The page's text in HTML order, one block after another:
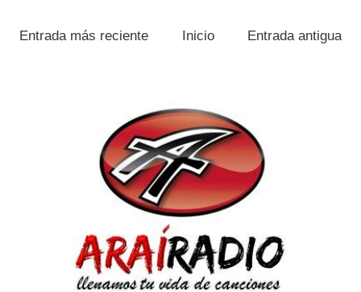
Entrada más reciente Entrada antigua
Inicio